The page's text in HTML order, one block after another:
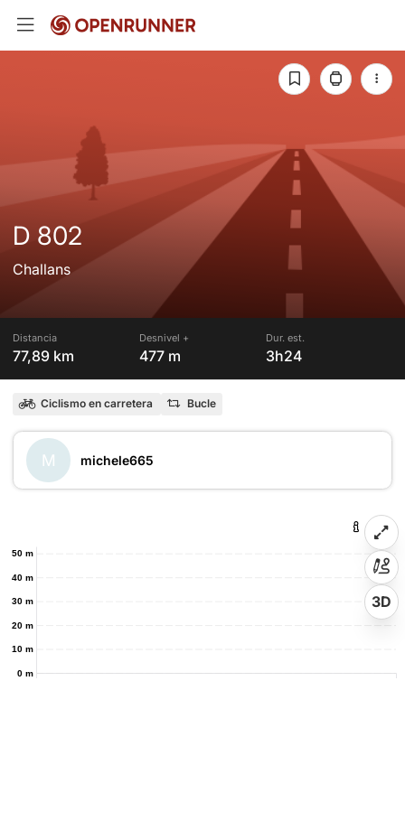
D 802
Challans
Distancia
77,89 km
Desnivel +
477 m
Dur. est.
3h24
Ciclismo en carretera Bucle
M michele665
0 m
10 m
20 m
30 m
40 m
50 m
3D